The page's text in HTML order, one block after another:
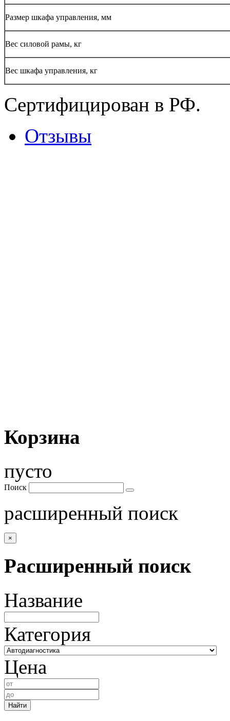
Размер шкафа управления, мм
Вес силовой рамы, кг
Вес шкафа управления, кг
Сертифицирован в РФ.
Отзывы
Корзина
пусто
Поиск
расширенный поиск
×
Расширенный поиск
Название
Категория
Цена
Найти